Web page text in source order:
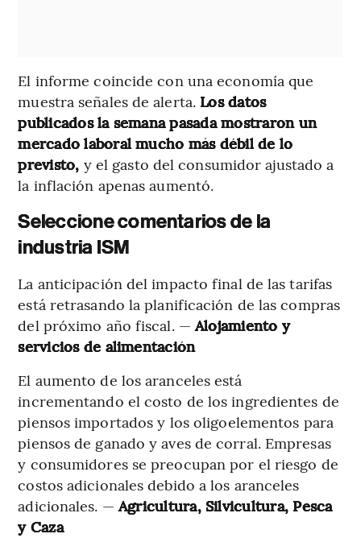
El informe coincide con una economía que
muestra señales de alerta. Los datos
publicados la semana pasada mostraron un
mercado laboral mucho más débil de lo
previsto, y el gasto del consumidor ajustado a
la inflación apenas aumentó.
Seleccione comentarios de la
industria ISM
La anticipación del impacto final de las tarifas
está retrasando la planificación de las compras
del próximo año fiscal. —Alojamiento y
servicios de alimentación
El aumento de los aranceles está
incrementando el costo de los ingredientes de
piensos importados y los oligoelementos para
piensos de ganado y aves de corral. Empresas
y consumidores se preocupan por el riesgo de
costos adicionales debido a los aranceles
adicionales. —Agricultura, Silvicultura, Pesca
y Caza